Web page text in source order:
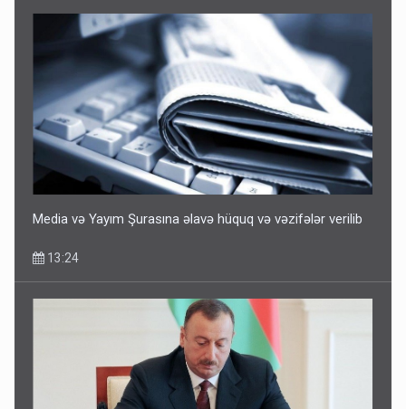
Media və Yayım Şurasına əlavə hüquq və vəzifələr verilib
13:24